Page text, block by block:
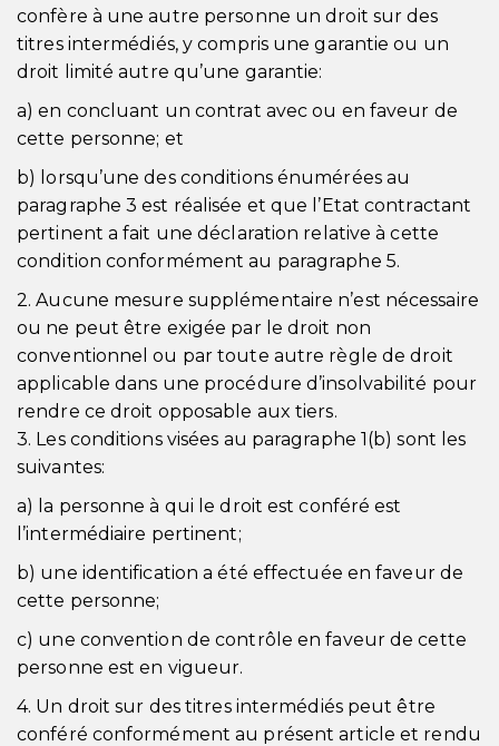
confère à une autre personne un droit sur des
titres intermédiés, y compris une garantie ou un
droit limité autre qu’une garantie:
a) en concluant un contrat avec ou en faveur de
cette personne; et
b) lorsqu’une des conditions énumérées au
paragraphe 3 est réalisée et que l’Etat contractant
pertinent a fait une déclaration relative à cette
condition conformément au paragraphe 5.
2. Aucune mesure supplémentaire n’est nécessaire
ou ne peut être exigée par le droit non
conventionnel ou par toute autre règle de droit
applicable dans une procédure d’insolvabilité pour
rendre ce droit opposable aux tiers.
3. Les conditions visées au paragraphe 1(b) sont les
suivantes:
a) la personne à qui le droit est conféré est
l’intermédiaire pertinent;
b) une identification a été effectuée en faveur de
cette personne;
c) une convention de contrôle en faveur de cette
personne est en vigueur.
4. Un droit sur des titres intermédiés peut être
conféré conformément au présent article et rendu